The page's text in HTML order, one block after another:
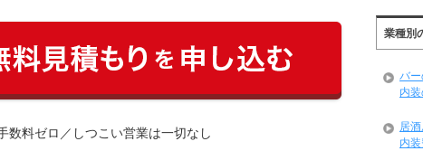
数料ゼロ／しつこい営業は一切なし
業種別
バ
内
居
内